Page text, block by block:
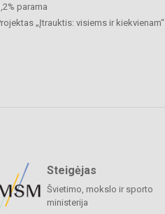
parama
„Įtrauktis: visiems ir kiekvienam“
Steigėjas
Švietimo, mokslo ir sporto
ministerija